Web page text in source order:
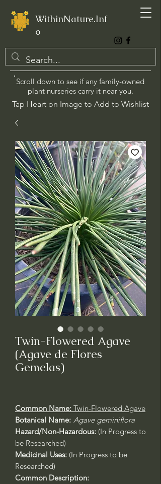
WithinNature.Inf
o
Scroll down to see if any family-owned
plant nurseries carry it near you.
Tap Heart on Image to Add to Wishlist
Twin-Flowered Agave
(Agave de Flores
Gemelas)
Common Name: Twin-Flowered Agave
Botanical Name: Agave geminiflora
Hazard/Non-Hazardous: (In Progress to
be Researched)
Medicinal Uses: (In Progress to be
Researched)
Common Description: